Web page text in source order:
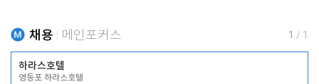
채용 메인포커스 1 / 1
하라스호텔
영등포 하라스호텔